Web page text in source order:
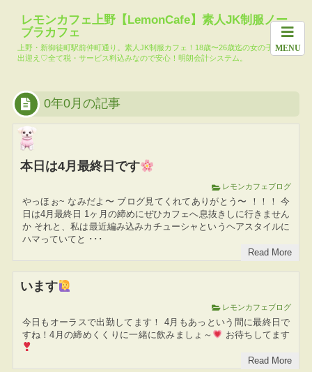
ホーム 料金システム 求人 女の子一覧
月間イベント
本日の出勤キ
ャスト
メール会員登
録
ブログ
リー池島
MENU
レモンカフェ上野【LemonCafe】素人JK制服ノー
ブラカフェ
上野・新御徒町駅前仲町通り。素人JK制服カフェ！18歳〜26歳迄の女の子達がお
出迎え♡全て税・サービス料込みなので安心！明朗会計システム。
0年0月の記事
本日は4月最終日です
レモンカフェブログ
やっほぉ~ なみだよ〜 ブログ見てくれてありがとう〜 ！！！ 今
日は4月最終日 1ヶ月の締めにぜひカフェへ息抜きしに行きません
か それと、私は最近編み込みカチューシャというヘアスタイルに
ハマっていてと ･･･
Read More
います
レモンカフェブログ
今日もオーラスで出勤してます！ 4月もあっという間に最終日で
すね！4月の締めくくりに一緒に飲みましょ～
お待ちしてます
Read More